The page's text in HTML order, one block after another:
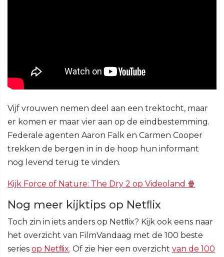
Vijf vrouwen nemen deel aan een trektocht, maar
er komen er maar vier aan op de eindbestemming.
Federale agenten Aaron Falk en Carmen Cooper
trekken de bergen in in de hoop hun informant
nog levend terug te vinden.
Kijk Force of Nature: The Dry 2 op Videoland 🍿
Nog meer kijktips op Netﬂix
Toch zin in iets anders op Netﬂix? Kijk ook eens naar
het overzicht van FilmVandaag met de 100 beste
series op Netﬂix. Of zie hier een overzicht van de 100